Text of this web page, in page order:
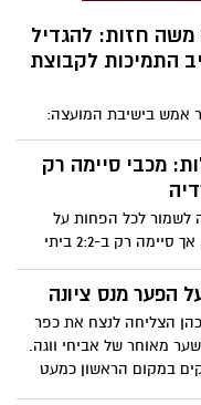
משה חזות: להגדיל
התמיכות לקבוצת
אמש בישיבת המועצה:
"הקבוצה עלתה ליגה, ו-90% משחקניה הם
שהיא עומדת בתבחינים
של התקציב,
מכבי סיימה רק
לשמור לכל הפחות על
הפער מנס ציונה, אך סיימה רק ב-2:2 ביתי
אפשרה למוליכה להגדיל
לסתום את הגולל על
הפער מנס ציונה
הצליחה לנצח את כפר
בזכות שער מאוחר של אביחי ווגה.
במקום הראשון כמעט